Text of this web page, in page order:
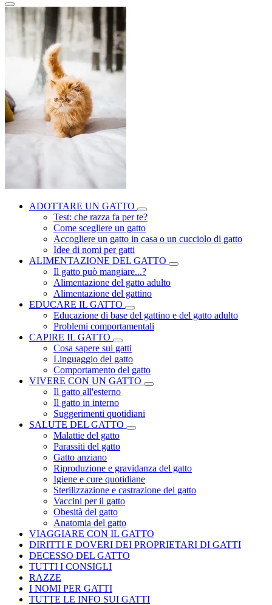
ADOTTARE UN GATTO
Test: che razza fa per te?
Come scegliere un gatto
Accogliere un gatto in casa o un cucciolo di gatto
Idee di nomi per gatti
ALIMENTAZIONE DEL GATTO
Il gatto può mangiare...?
Alimentazione del gatto adulto
Alimentazione del gattino
EDUCARE IL GATTO
Educazione di base del gattino e del gatto adulto
Problemi comportamentali
CAPIRE IL GATTO
Cosa sapere sui gatti
Linguaggio del gatto
Comportamento del gatto
VIVERE CON UN GATTO
Il gatto all'esterno
Il gatto in interno
Suggerimenti quotidiani
SALUTE DEL GATTO
Malattie del gatto
Parassiti del gatto
Gatto anziano
Riproduzione e gravidanza del gatto
Igiene e cure quotidiane
Sterilizzazione e castrazione del gatto
Vaccini per il gatto
Obesità del gatto
Anatomia del gatto
VIAGGIARE CON IL GATTO
DIRITTI E DOVERI DEI PROPRIETARI DI GATTI
DECESSO DEL GATTO
TUTTI I CONSIGLI
RAZZE
I NOMI PER GATTI
TUTTE LE INFO SUI GATTI